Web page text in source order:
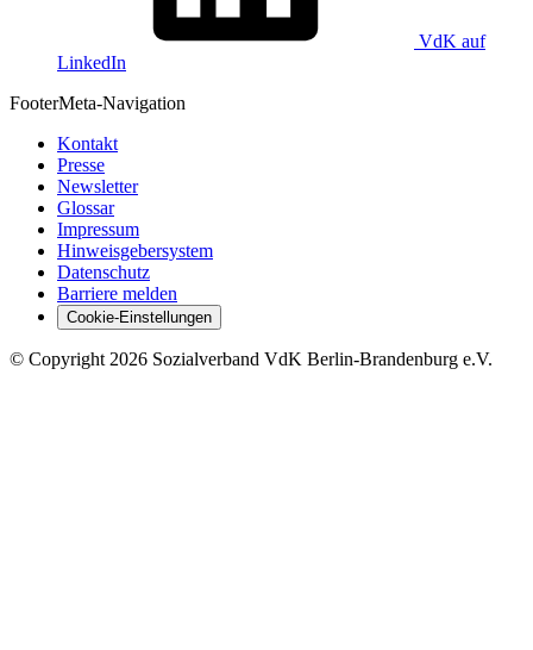
VdK auf
LinkedIn
FooterMeta-Navigation
Kontakt
Presse
Newsletter
Glossar
Impressum
Hinweisgebersystem
Datenschutz
Barriere melden
Cookie-Einstellungen
© Copyright 2026 Sozialverband VdK Berlin-Brandenburg e.V.